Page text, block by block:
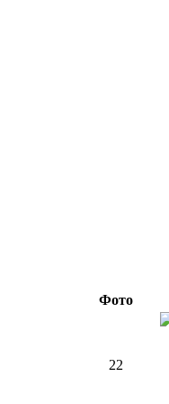
Фото
22